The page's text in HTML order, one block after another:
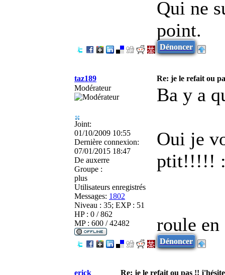
Qui ne
point.
Dénoncer
taz189
Re: je le refait ou
Modérateur
Joint:
01/10/2009 10:55
Dernière connexion:
07/01/2015 18:47
De auxerre
Groupe :
plus
Utilisateurs enregistrés
Messages: 1802
Niveau : 35; EXP : 51
HP : 0 / 862
MP : 600 / 42482
Ba y a
Oui je
ptit!!!!!
roule en
Dénoncer
erick
Re: je le refait ou pas !! j'hésite